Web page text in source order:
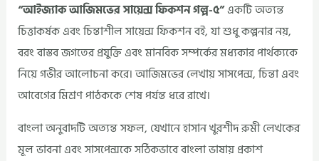
“আইজ্যাক আজিমভের সায়েন্স ফিকশন গল্প-৫”একটি অত্যন্ত
চিত্তাকর্ষক এবং চিন্তাশীল সায়েন্স ফিকশন বই, যা শুধু কল্পনার নয়,
বরং বাস্তব জগতের প্রযুক্তি এবং মানবিক সম্পর্কের মধ্যকার পার্থক্যকে
নিয়ে গভীর আলোচনা করে। আজিমভের লেখায় সাসপেন্স, চিন্তা এবং
আবেগের মিশ্রণ পাঠককে শেষ পর্যন্ত ধরে রাখে।
বাংলা অনুবাদটি অত্যন্ত সফল, যেখানে হাসান খুরশীদ রুমী লেখকের
মূল ভাবনা এবং সাসপেন্সকে সঠিকভাবে বাংলা ভাষায় প্রকাশ